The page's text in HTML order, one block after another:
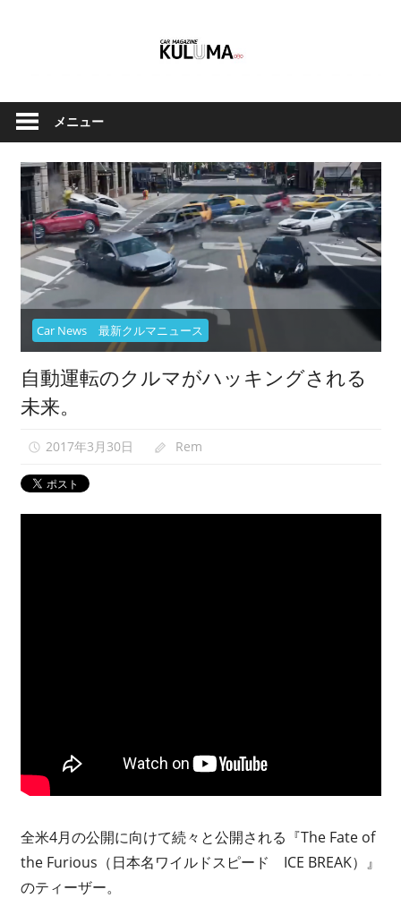
ツ
Car
Magazine
Kuluma.jp
ル
マ
と
バ
イ
ク
の
オ
フ
ィ
シ
ャ
ル
映
像
介
中。
メニュー
Car News 最新クルマニュース
自動運転のクルマがハッキングされる
未来。
2017年3月30日 Rem
全米4月の公開に向けて続々と公開される『The Fate of
the Furious（日本名ワイルドスピード ICE BREAK）』
のティーザー。